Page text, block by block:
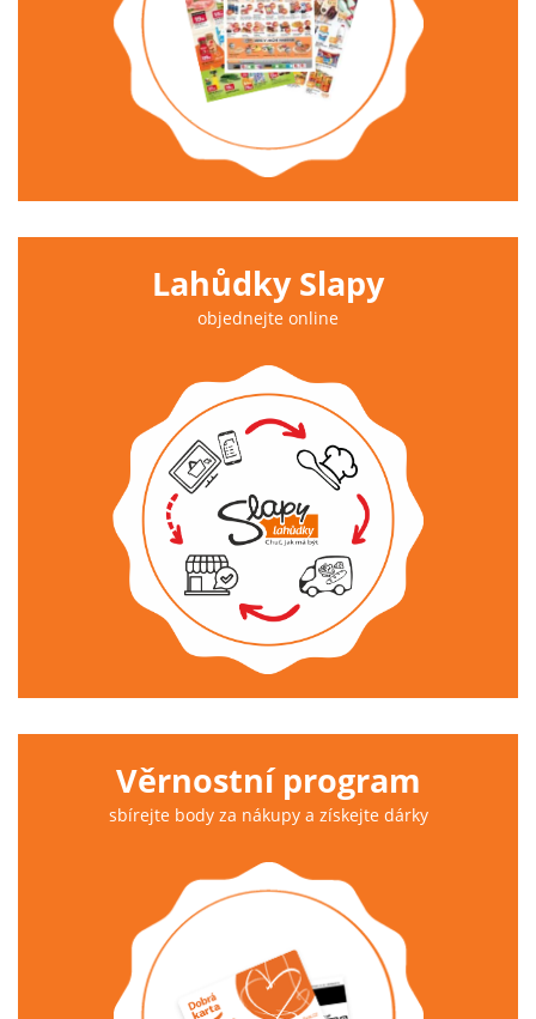
Lahůdky Slapy
objednejte online
Věrnostní program
sbírejte body za nákupy a získejte dárky